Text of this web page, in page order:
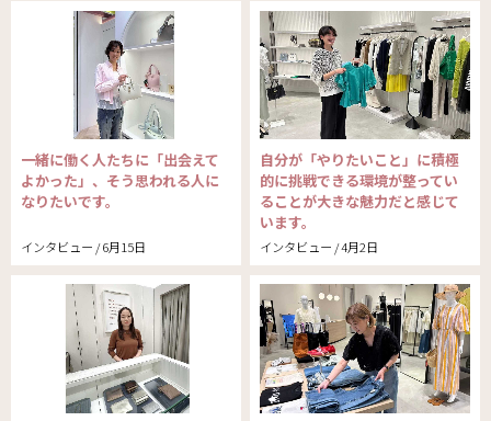
インタビュー / 6月15日
一緒に働く人たちに「出会えて
よかった」、そう思われる人に
なりたいです。
インタビュー / 4月2日
自分が「やりたいこと」に積極
的に挑戦できる環境が整ってい
ることが大きな魅力だと感じて
います。